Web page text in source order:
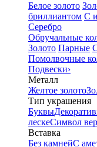
Белое золото
бриллиантом С
Серебро
Обручальные
Золото Парные
Помолвочные
Подвески›
Металл
Желтое золото
Тип украшения
Буквы
лескеСимвол
Вставка
Без камнейС